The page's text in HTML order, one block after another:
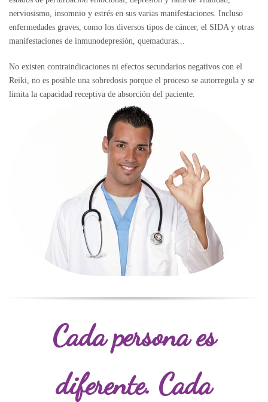
nerviosismo, insomnio y estrés en sus varias manifestaciones. Incluso
enfermedades graves, como los diversos tipos de cáncer, el SIDA y otras
manifestaciones de inmunodepresión, quemaduras...
No existen contraindicaciones ni efectos secundarios negativos con el
Reiki, no es posible una sobredosis porque el proceso se autorregula y se
limita la capacidad receptiva de absorción del paciente.
Cada persona es
diferente. Cada